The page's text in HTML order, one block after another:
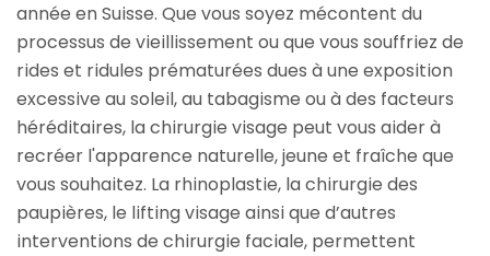
année en Suisse. Que vous soyez mécontent du
processus de vieillissement ou que vous souffriez de
rides et ridules prématurées dues à une exposition
excessive au soleil, au tabagisme ou à des facteurs
héréditaires, la chirurgie visage peut vous aider à
recréer l'apparence naturelle, jeune et fraîche que
vous souhaitez. La rhinoplastie, la chirurgie des
paupières, le lifting visage ainsi que d’autres
interventions de chirurgie faciale, permettent